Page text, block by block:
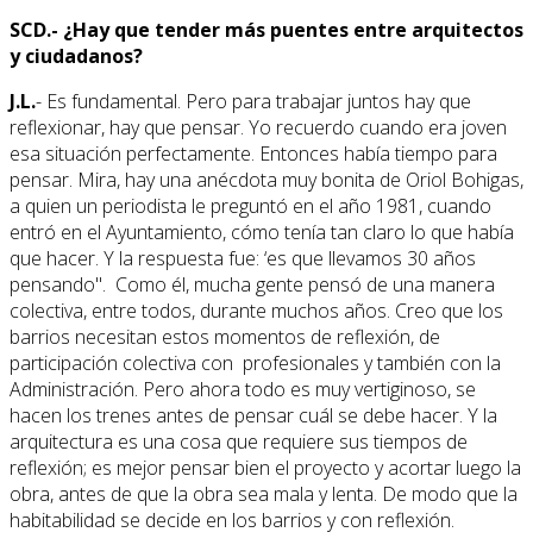
SCD.- ¿Hay que tender más puentes entre arquitectos
y ciudadanos?
J.L.- Es fundamental. Pero para trabajar juntos hay que
reflexionar, hay que pensar. Yo recuerdo cuando era joven
esa situación perfectamente. Entonces había tiempo para
pensar. Mira, hay una anécdota muy bonita de Oriol Bohigas,
a quien un periodista le preguntó en el año 1981, cuando
entró en el Ayuntamiento, cómo tenía tan claro lo que había
que hacer. Y la respuesta fue: ‘es que llevamos 30 años
pensando". Como él, mucha gente pensó de una manera
colectiva, entre todos, durante muchos años. Creo que los
barrios necesitan estos momentos de reflexión, de
participación colectiva con profesionales y también con la
Administración. Pero ahora todo es muy vertiginoso, se
hacen los trenes antes de pensar cuál se debe hacer. Y la
arquitectura es una cosa que requiere sus tiempos de
reflexión; es mejor pensar bien el proyecto y acortar luego la
obra, antes de que la obra sea mala y lenta. De modo que la
habitabilidad se decide en los barrios y con reflexión.